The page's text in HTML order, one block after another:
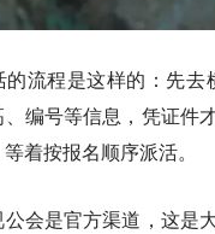
的流程是这样的：先
编号等信息，凭证件
着按报名顺序派活。
会是官方渠道，这是